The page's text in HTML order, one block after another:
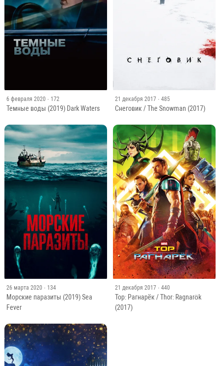
6 февраля 2020 · 172
Темные воды (2019) Dark Waters
21 декабря 2017 · 485
Снеговик / The Snowman (2017)
26 марта 2020 · 134
Морские паразиты (2019) Sea
Fever
21 декабря 2017 · 440
Тор: Рагнарёк / Thor: Ragnarök
(2017)